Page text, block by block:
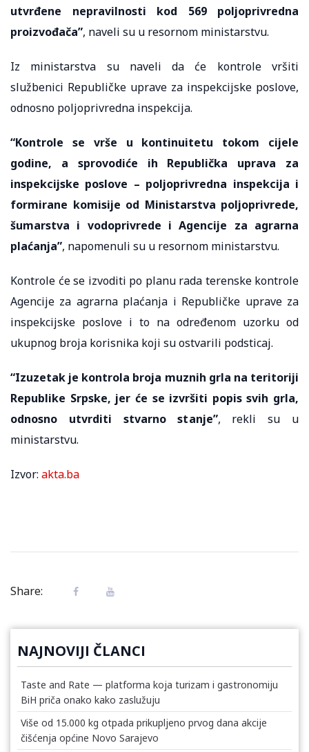
utvrđene nepravilnosti kod 569 poljoprivredna
proizvođača”, naveli su u resornom ministarstvu.
Iz ministarstva su naveli da će kontrole vršiti
službenici Republičke uprave za inspekcijske poslove,
odnosno poljoprivredna inspekcija.
“Kontrole se vrše u kontinuitetu tokom cijele
godine, a sprovodiće ih Republička uprava za
inspekcijske poslove – poljoprivredna inspekcija i
formirane komisije od Ministarstva poljoprivrede,
šumarstva i vodoprivrede i Agencije za agrarna
plaćanja”, napomenuli su u resornom ministarstvu.
Kontrole će se izvoditi po planu rada terenske kontrole
Agencije za agrarna plaćanja i Republičke uprave za
inspekcijske poslove i to na određenom uzorku od
ukupnog broja korisnika koji su ostvarili podsticaj.
“Izuzetak je kontrola broja muznih grla na teritoriji
Republike Srpske, jer će se izvršiti popis svih grla,
odnosno utvrditi stvarno stanje”, rekli su u
ministarstvu.
Izvor: akta.ba
Share:
NAJNOVIJI ČLANCI
Taste and Rate — platforma koja turizam i gastronomiju
BiH priča onako kako zaslužuju
Više od 15.000 kg otpada prikupljeno prvog dana akcije
čišćenja općine Novo Sarajevo